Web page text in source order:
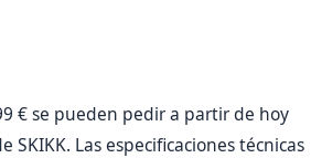
€ se pueden pedir a partir de hoy
Las especificaciones técnicas